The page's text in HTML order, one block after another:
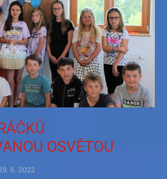
OSVĚTOU
6. 2022